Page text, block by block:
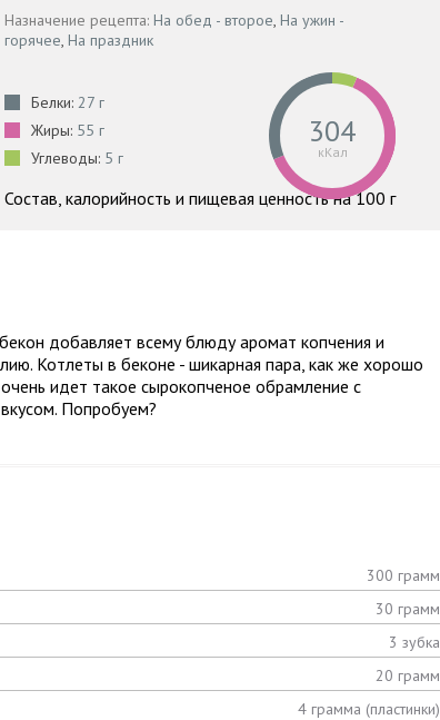
Назначение рецепта: На обед - второе, На ужин -
горячее, На праздник
Белки: 27 г
Жиры: 55 г
Углеводы: 5 г
304
кКал
Состав, калорийность и пищевая ценность на 100 г
добавляет всему блюду аромат копчения и
Котлеты в беконе - шикарная пара, как же хорошо
идет такое сырокопченое обрамление с
Попробуем?
300 грамм
30 грамм
3 зубка
20 грамм
4 грамма (пластинки)